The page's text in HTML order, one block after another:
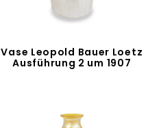
Vase Leopold Bauer Loetz
Ausführung 2 um 1907